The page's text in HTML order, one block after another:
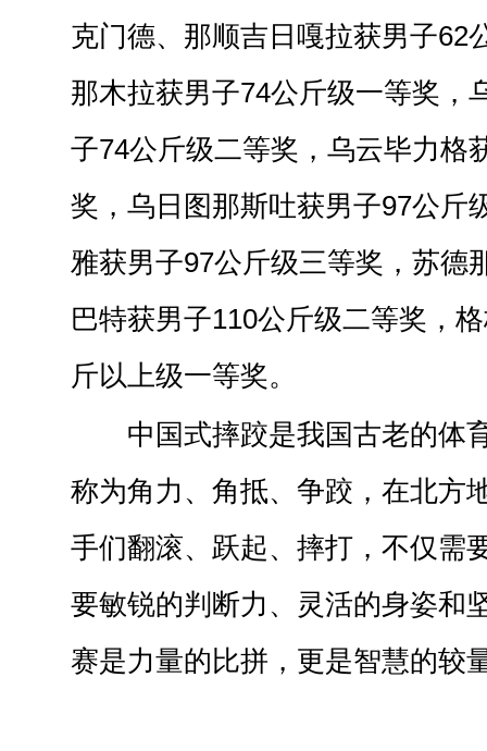
克门德、那顺吉日嘎拉获男子62
那木拉获男子74公斤级一等奖，
子74公斤级二等奖，乌云毕力格
奖，乌日图那斯吐获男子97公斤
雅获男子97公斤级三等奖，苏德
巴特获男子110公斤级二等奖，
斤以上级一等奖。
中国式摔跤是我国古老的体
称为角力、角抵、争跤，在北方
手们翻滚、跃起、摔打，不仅需
要敏锐的判断力、灵活的身姿和
赛是力量的比拼，更是智慧的较